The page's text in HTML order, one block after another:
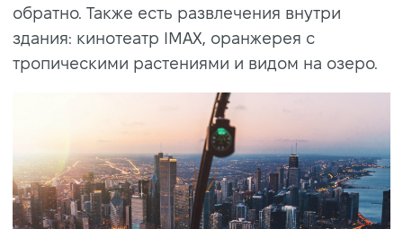
обратно. Также есть развлечения внутри
здания: кинотеатр IMAX, оранжерея с
тропическими растениями и видом на озеро.